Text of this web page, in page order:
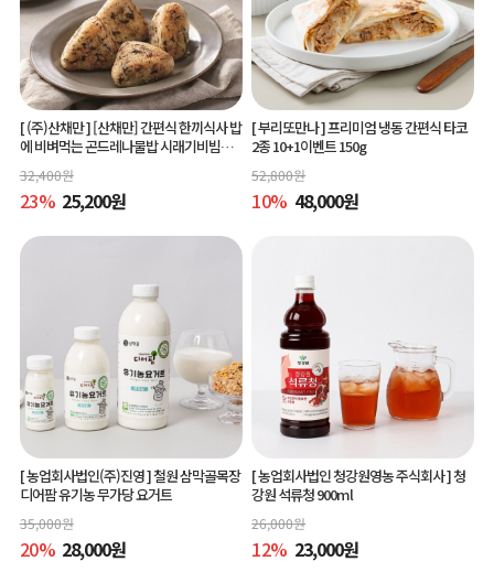
[ (주)산채만 ][산채만] 간편식 한끼식사 밥
에 비벼먹는 곤드레나물밥 시래기비빔밥
32,400원
23% 25,200원
[ 부리또만나 ]프리미엄 냉동 간편식 타코
2종 10+1이벤트 150g
52,800원
10% 48,000원
[ 농업회사법인(주)진영 ]철원 삼막골목장
디어팜 유기농 무가당 요거트
35,000원
20% 28,000원
[ 농업회사법인 청강원영농 주식회사 ]청
강원 석류청 900ml
26,000원
12% 23,000원